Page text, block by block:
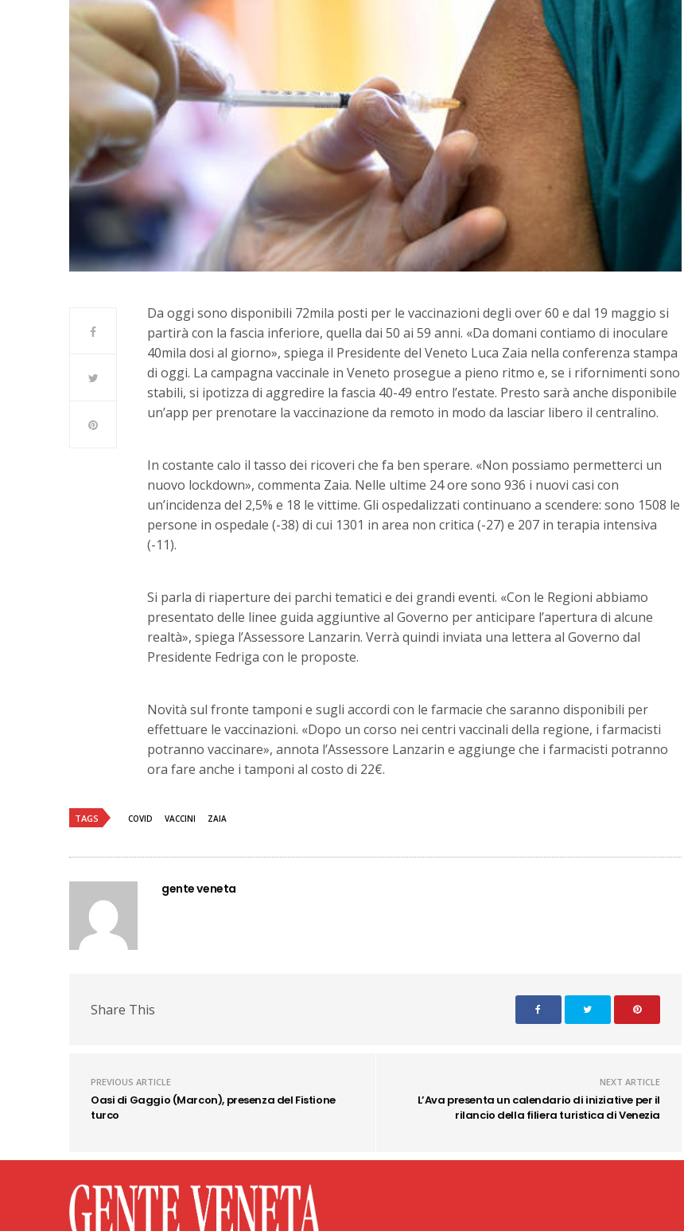
Da oggi sono disponibili 72mila posti per le vaccinazioni degli over 60 e dal 19 maggio si
partirà con la fascia inferiore, quella dai 50 ai 59 anni. «Da domani contiamo di inoculare
40mila dosi al giorno», spiega il Presidente del Veneto Luca Zaia nella conferenza stampa
di oggi. La campagna vaccinale in Veneto prosegue a pieno ritmo e, se i rifornimenti sono
stabili, si ipotizza di aggredire la fascia 40-49 entro l’estate. Presto sarà anche disponibile
un’app per prenotare la vaccinazione da remoto in modo da lasciar libero il centralino.
In costante calo il tasso dei ricoveri che fa ben sperare. «Non possiamo permetterci un
nuovo lockdown», commenta Zaia. Nelle ultime 24 ore sono 936 i nuovi casi con
un’incidenza del 2,5% e 18 le vittime. Gli ospedalizzati continuano a scendere: sono 1508 le
persone in ospedale (-38) di cui 1301 in area non critica (-27) e 207 in terapia intensiva
(-11).
Si parla di riaperture dei parchi tematici e dei grandi eventi. «Con le Regioni abbiamo
presentato delle linee guida aggiuntive al Governo per anticipare l’apertura di alcune
realtà», spiega l’Assessore Lanzarin. Verrà quindi inviata una lettera al Governo dal
Presidente Fedriga con le proposte.
Novità sul fronte tamponi e sugli accordi con le farmacie che saranno disponibili per
effettuare le vaccinazioni. «Dopo un corso nei centri vaccinali della regione, i farmacisti
potranno vaccinare», annota l’Assessore Lanzarin e aggiunge che i farmacisti potranno
ora fare anche i tamponi al costo di 22€.
TAGS COVID VACCINI ZAIA
gente veneta
Share This
PREVIOUS ARTICLE
Oasi di Gaggio (Marcon), presenza del Fistione
turco
NEXT ARTICLE
L’Ava presenta un calendario di iniziative per il
rilancio della filiera turistica di Venezia